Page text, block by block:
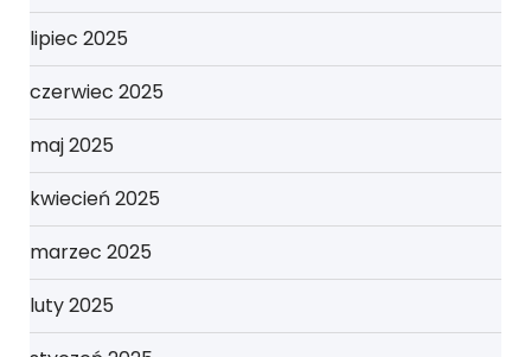
lipiec 2025
czerwiec 2025
maj 2025
kwiecień 2025
marzec 2025
luty 2025